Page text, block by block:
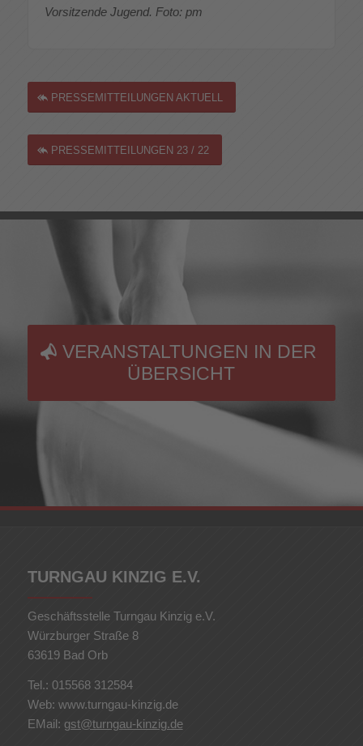
Vorsitzende Jugend. Foto: pm
PRESSEMITTEILUNGEN AKTUELL
PRESSEMITTEILUNGEN 23 / 22
VERANSTALTUNGEN IN DER
ÜBERSICHT
TURNGAU KINZIG E.V.
Geschäftsstelle Turngau Kinzig e.V.
Würzburger Straße 8
63619 Bad Orb
Tel.: 015568 312584
Web: www.turngau-kinzig.de
EMail: gst@turngau-kinzig.de